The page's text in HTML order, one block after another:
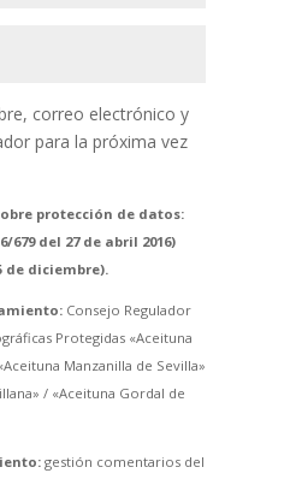
correo electrónico y
para la próxima vez
protección de datos:
679 del 27 de abril 2016)
de diciembre).
Consejo Regulador
Protegidas «Aceituna
Manzanilla de Sevilla»
/ «Aceituna Gordal de
gestión comentarios del